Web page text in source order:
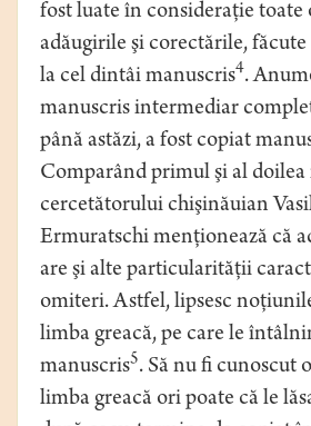
fost luate în consideraţie toate
adăugirile şi corectările,
la cel dintâi manuscris4.
manuscris intermediar
până astăzi, a fost copiat
Comparând primul şi al doilea
cercetătorului chişinăuian
Ermuratschi menţionează că
are şi alte particularităţii
omiteri. Astfel, lipsesc
limba greacă, pe care le
manuscris5. Să nu fi cunoscut
limba greacă ori poate că le